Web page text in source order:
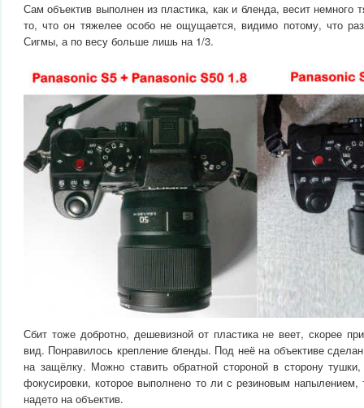
Сам объектив выполнен из пластика, как и бленда, весит немного
то, что он тяжелее особо не ощущается, видимо потому, что
Сигмы, а по весу больше лишь на 1/3.
Сбит тоже добротно, дешевизной от пластика не веет, скорее
вид. Понравилось крепление бленды. Под неё на объективе
на защёлку. Можно ставить обратной стороной в сторону
фокусировки, которое выполнено то ли с резиновым напылением,
надето на объектив.